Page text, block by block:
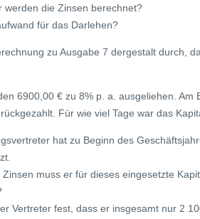
werden die Zinsen berechnet?
für das Darlehen?
zu Ausgabe 7 dergestalt durch,
6900,00 € zu 8% p. a. ausgeliehen.
Für wie viel Tage war das
hat zu Beginn des
muss er für dieses eingesetzte
Vertreter fest, dass er insgesamt nur 2